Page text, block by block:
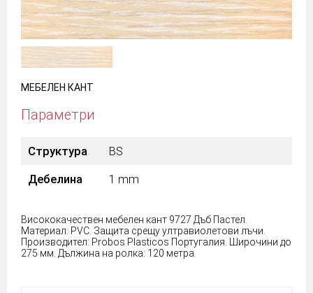
МЕБЕЛЕН КАНТ
Параметри
Структура
BS
Дебелина
1 mm
Висококачествен мебелен кант 9727 Дъб Пастел.
Материал: PVC. Защита срещу ултравиолетови лъчи.
Производител: Probos Plasticos Португалия. Широчини до
275 мм. Дължина на ролка: 120 метра.